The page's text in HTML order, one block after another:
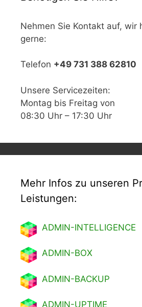
Nehmen Sie Kontakt auf, wir
gerne:
Telefon +49 731 388 62810
Unsere Servicezeiten:
Montag bis Freitag von
08:30 Uhr – 17:30 Uhr
Mehr Infos zu unseren
Leistungen:
ADMIN-INTELLIGENCE
ADMIN-BOX
ADMIN-BACKUP
ADMIN-UPTIME